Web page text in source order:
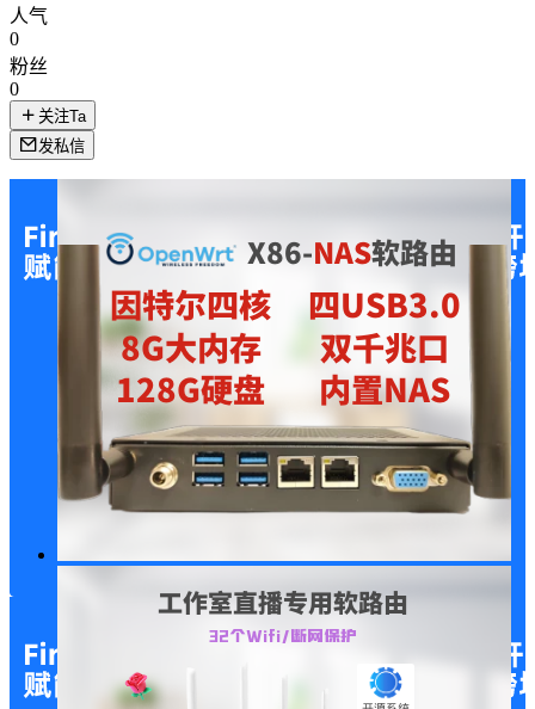
人气
0
粉丝
0
关注Ta
发私信